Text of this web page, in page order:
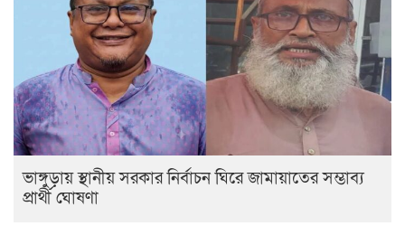
ভাঙ্গুড়ায় স্থানীয় সরকার নির্বাচন ঘিরে জামায়াতের সম্ভাব্য
প্রার্থী ঘোষণা